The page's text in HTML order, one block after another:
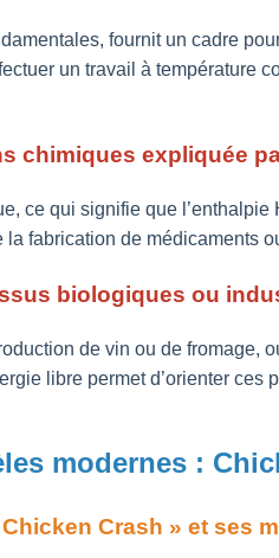
fournit un cadre
un travail à température
chimiques expliquée
ce qui signifie que
fabrication de médicaments
biologiques ou
de vin ou de
libre permet d’orienter
modernes :
Crash » et ses